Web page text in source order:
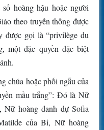
hoàng hậu hoặc người
theo truyền thống được
được gọi là “privilège du
một đặc quyền đặc biệt
chúa hoặc phối ngẫu của
mầu trắng”: Đó là Nữ
Nữ hoàng danh dự Sofia
của Bỉ, Nữ hoàng